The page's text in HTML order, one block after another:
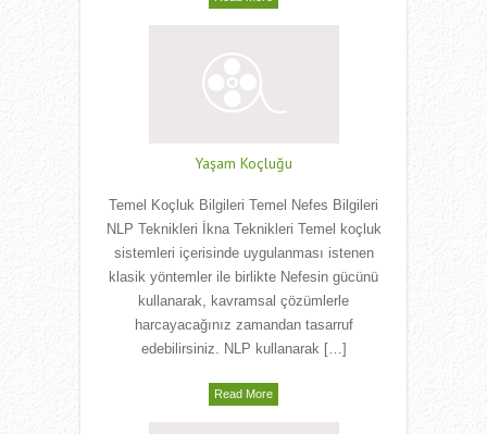
Yaşam Koçluğu
Temel Koçluk Bilgileri Temel Nefes Bilgileri
NLP Teknikleri İkna Teknikleri Temel koçluk
sistemleri içerisinde uygulanması istenen
klasik yöntemler ile birlikte Nefesin gücünü
kullanarak, kavramsal çözümlerle
harcayacağınız zamandan tasarruf
edebilirsiniz. NLP kullanarak […]
Read More